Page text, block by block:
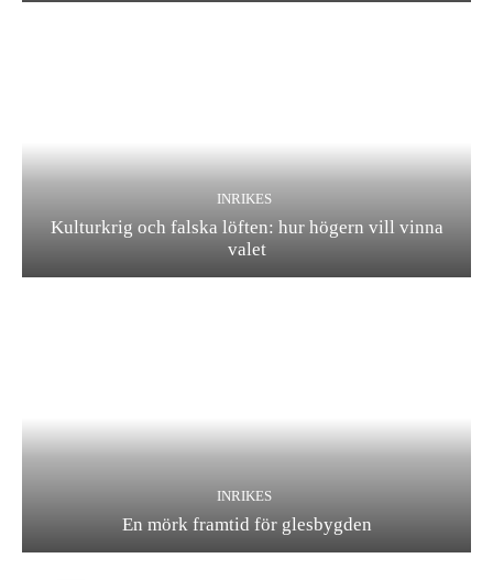
INRIKES
Kulturkrig och falska löften: hur högern vill vinna
valet
INRIKES
En mörk framtid för glesbygden